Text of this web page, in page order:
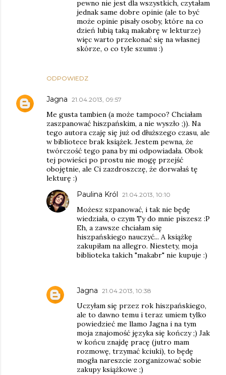
ODPOWIEDZ
pewno nie jest dla wszystkich, czytałam
jednak same dobre opinie (ale to być
może opinie pisały osoby, które na co
dzień lubią taką makabrę w lekturze)
więc warto przekonać się na własnej
skórze, o co tyle szumu :)
Jagna 21.04.2013, 09:57
Me gusta tambien (a może tampoco? Chciałam
zaszpanować hiszpańskim, a nie wyszło ;)). Na
tego autora czaję się już od dłuższego czasu, ale
w bibliotece brak książek. Jestem pewna, że
twórczość tego pana by mi odpowiadała. Obok
tej powieści po prostu nie mogę przejść
obojętnie, ale Ci zazdroszczę, że dorwałaś tę
lekturę :)
Paulina Król 21.04.2013, 10:10
Możesz szpanować, i tak nie będę
wiedziała, o czym Ty do mnie piszesz :P
Eh, a zawsze chciałam się
hiszpańskiego nauczyć... A książkę
zakupiłam na allegro. Niestety, moja
biblioteka takich "makabr" nie kupuje :)
Jagna 21.04.2013, 10:38
Uczyłam się przez rok hiszpańskiego,
ale to dawno temu i teraz umiem tylko
powiedzieć me llamo Jagna i na tym
moja znajomość języka się kończy ;) Jak
w końcu znajdę pracę (jutro mam
rozmowę, trzymać kciuki), to będę
mogła nareszcie zorganizować sobie
zakupy książkowe ;)